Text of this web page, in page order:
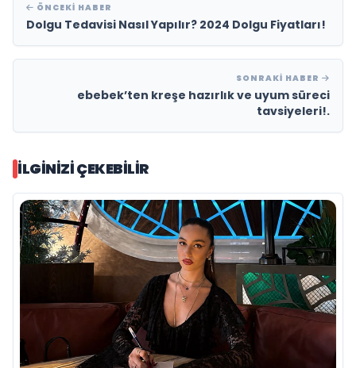
ÖNCEKI HABER
Dolgu Tedavisi Nasıl Yapılır? 2024 Dolgu Fiyatları!
SONRAKI HABER
ebebek’ten kreşe hazırlık ve uyum süreci
tavsiyeleri!.
İLGINIZI ÇEKEBILIR